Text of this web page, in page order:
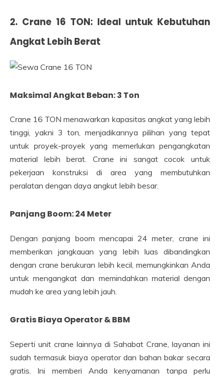
2. Crane 16 TON: Ideal untuk Kebutuhan
Angkat Lebih Berat
Maksimal Angkat Beban: 3 Ton
Crane 16 TON menawarkan kapasitas angkat yang lebih
tinggi, yakni 3 ton, menjadikannya pilihan yang tepat
untuk proyek-proyek yang memerlukan pengangkatan
material lebih berat. Crane ini sangat cocok untuk
pekerjaan konstruksi di area yang membutuhkan
peralatan dengan daya angkut lebih besar.
Panjang Boom: 24 Meter
Dengan panjang boom mencapai 24 meter, crane ini
memberikan jangkauan yang lebih luas dibandingkan
dengan crane berukuran lebih kecil, memungkinkan Anda
untuk mengangkat dan memindahkan material dengan
mudah ke area yang lebih jauh.
Gratis Biaya Operator & BBM
Seperti unit crane lainnya di Sahabat Crane, layanan ini
sudah termasuk biaya operator dan bahan bakar secara
gratis. Ini memberi Anda kenyamanan tanpa perlu